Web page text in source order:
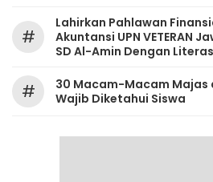
#
Lahirkan Pahlawan
Akuntansi UPN VETERAN
SD Al-Amin Dengan
#
30 Macam-Macam Majas
Wajib Diketahui Siswa